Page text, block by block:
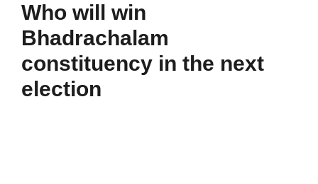
Who will win
Bhadrachalam
constituency in the next
election